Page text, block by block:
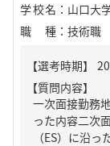
学校名 ： 山口大
職種 ： 技術職
【質問内容】
一次面接勤務
った内容二次
（ES）に沿っ